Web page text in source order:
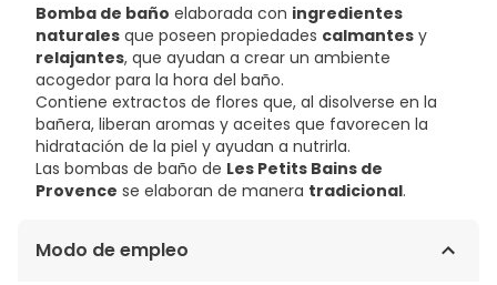
Bomba de baño elaborada con ingredientes
naturales que poseen propiedades calmantes y
relajantes, que ayudan a crear un ambiente
acogedor para la hora del baño.
Contiene extractos de flores que, al disolverse en la
bañera, liberan aromas y aceites que favorecen la
hidratación de la piel y ayudan a nutrirla.
Las bombas de baño de Les Petits Bains de
Provence se elaboran de manera tradicional.
Modo de empleo